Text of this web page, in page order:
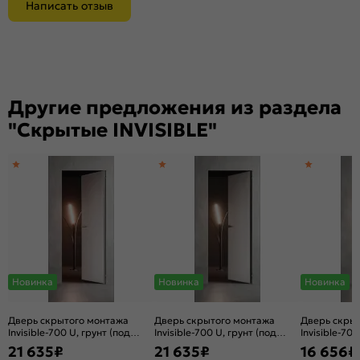
Написать отзыв
Другие предложения из раздела
"Скрытые INVISIBLE"
Новинка
Дверь скрытого монтажа
Invisible-700 U, грунт (под
окраску), правое открывание,
Грунт, кромка алюминиевая
21 635₽
Новинка
Дверь скрытого монтажа
Invisible-700 U, грунт (под
окраску), правое открывание,
Грунт, кромка алюминиевая
21 635₽
Новинка
Дверь
Invisible-
окраску),
Грунт,
16 656₽